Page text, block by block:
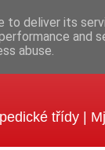
třídy |
to deliver its
abuse.